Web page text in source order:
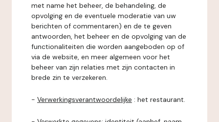
met name het beheer, de behandeling, de
opvolging en de eventuele moderatie van uw
berichten of commentaren) en de te geven
antwoorden, het beheer en de opvolging van de
functionaliteiten die worden aangeboden op of
via de website, en meer algemeen voor het
beheer van zijn relaties met zijn contacten in
brede zin te verzekeren.
- Verwerkingsverantwoordelijke : het restaurant.